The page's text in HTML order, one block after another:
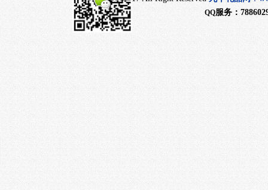
QQ服务：